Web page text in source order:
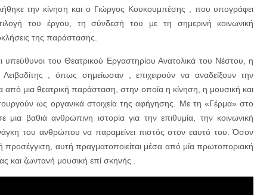
την κίνηση και ο Γιώργος Κουκουμπέσης , που υπογράφει
του έργου, τη σύνδεσή του με τη σημερινή κοινωνική
της παράστασης.
του Θεατρικού Εργαστηρίου Ανατολικά του Νέστου, η
, όπως σημείωσαν , επιχειρούν να αναδείξουν την
από μια θεατρική παράσταση, στην οποία η κίνηση, η μουσική και
ως οργανικά στοιχεία της αφήγησης. Με τη «Γέρμα» στο
μια βαθιά ανθρώπινη ιστορία για την επιθυμία, την κοινωνική
του ανθρώπου να παραμείνει πιστός στον εαυτό του. Όσον
προσέγγιση, αυτή πραγματοποιείται μέσα από μία πρωτοποριακή
και ζωντανή μουσική επί σκηνής .